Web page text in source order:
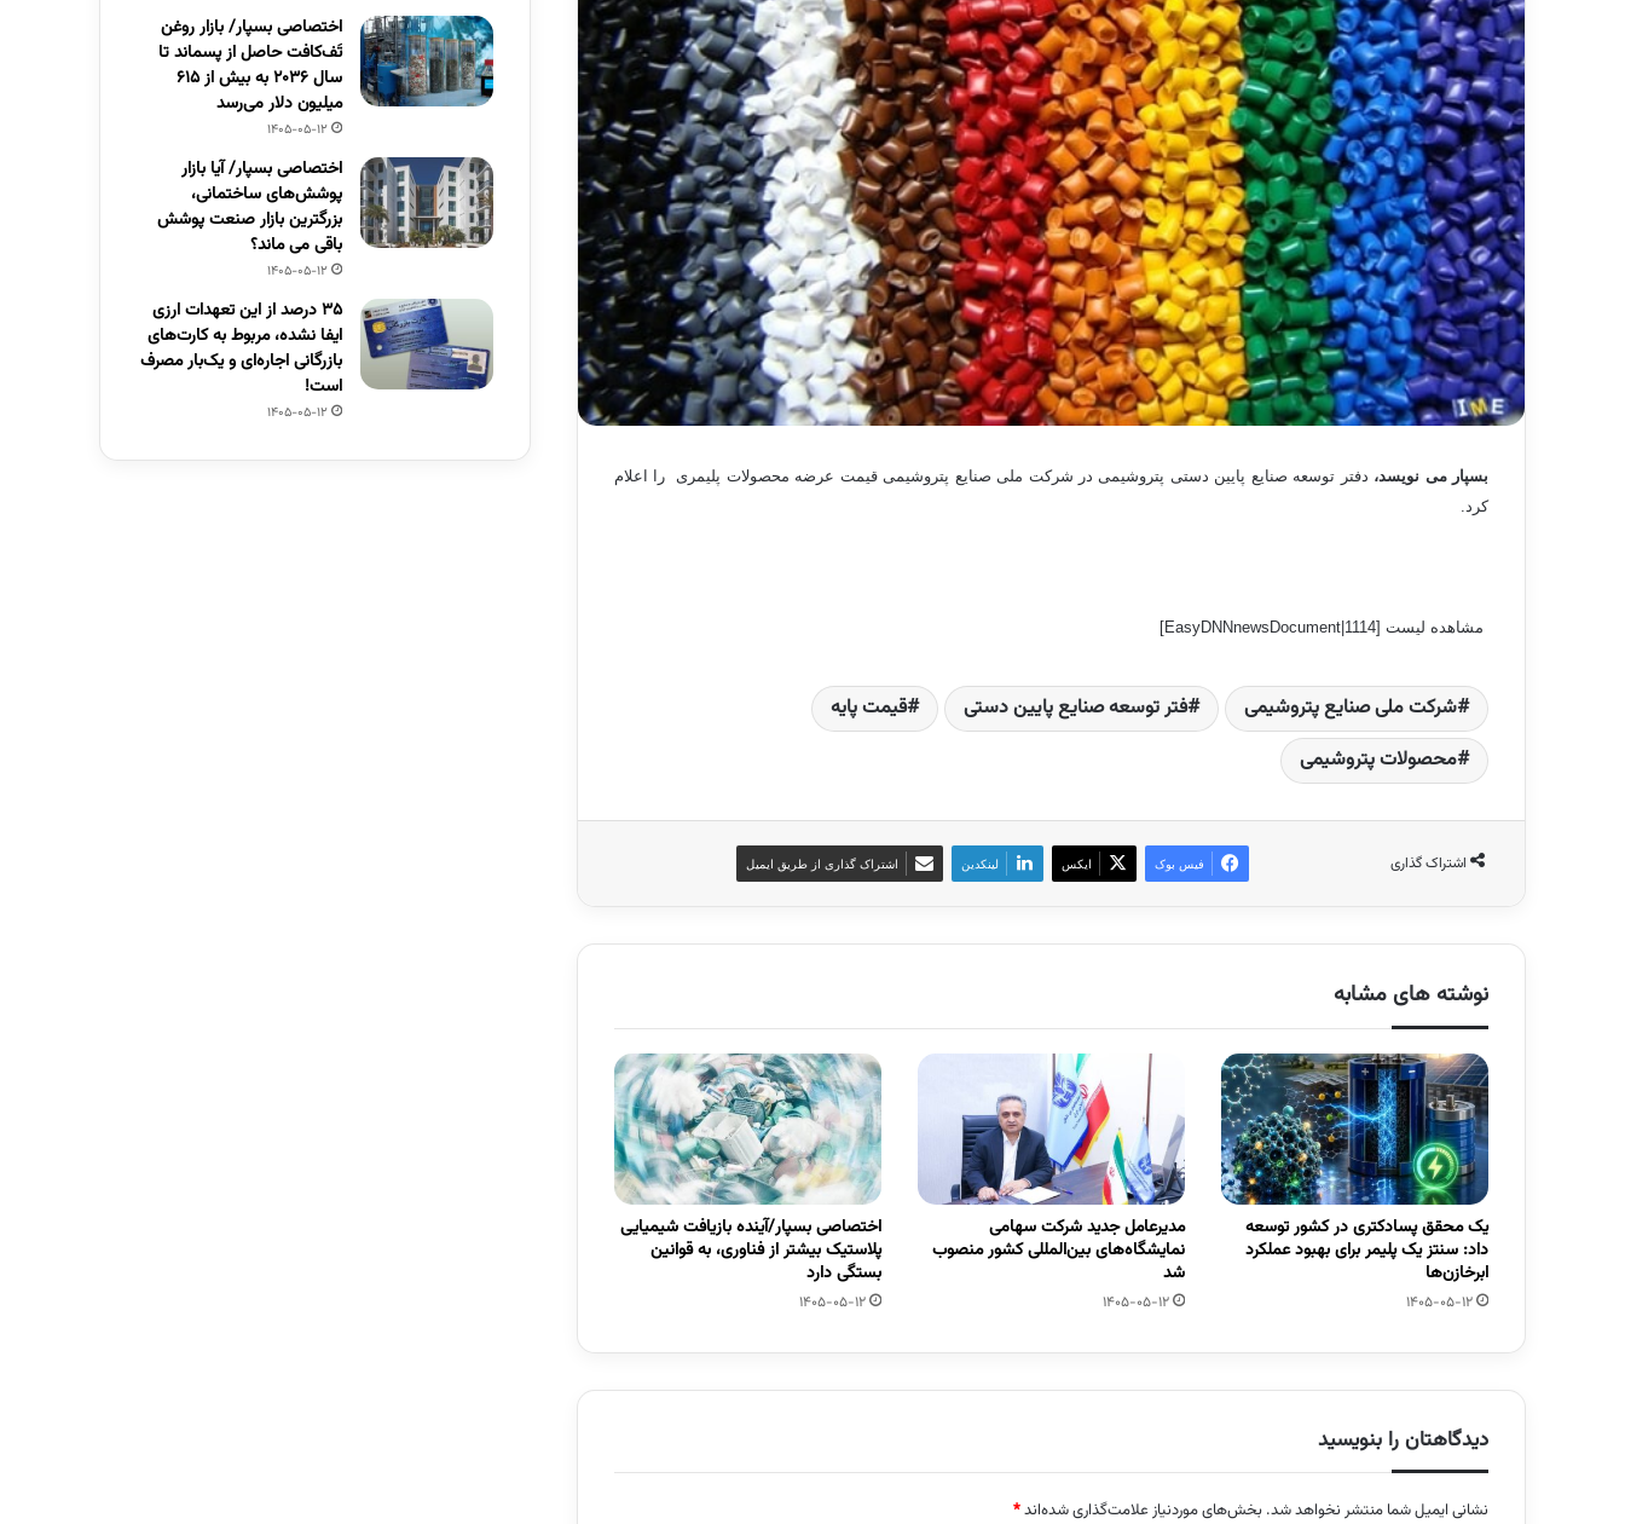
بسپار می نویسد، دفتر توسعه صنایع پایین دستی پتروشیمی در شرکت ملی صنایع پتروشیمی قیمت عرضه محصولات پلیمری را اعلام
کرد.
مشاهده لیست [EasyDNNnewsDocument|1114]
شرکت ملی صنایع پتروشیمی فتر توسعه صنایع پایین دستی
قیمت پایه
محصولات پتروشیمی
اشتراک گذاری فیس بوک ایکس لینکدین اشتراک گذاری از طریق ایمیل
نوشته های مشابه
یک محقق پسادکتری در کشور توسعه
داد: سنتز یک پلیمر برای بهبود عملکرد
ابرخازن‌ها
1405-05-12
مدیرعامل جدید شرکت سهامی
نمایشگاه‌های بین‌المللی کشور منصوب
شد
1405-05-12
اختصاصی بسپار/آینده بازیافت شیمیایی
پلاستیک بیشتر از فناوری، به قوانین
بستگی دارد
1405-05-12
دیدگاهتان را بنویسید
نشانی ایمیل شما منتشر نخواهد شد. بخش‌های موردنیاز علامت‌گذاری شده‌اند*
اختصاصی بسپار/ بازار روغن
تَف‌کافت حاصل از پسماند تا
سال ۲۰۳۶ به بیش از ۶۱۵
میلیون دلار می‌رسد
1405-05-12
اختصاصی بسپار/ آیا بازار
پوشش‌های ساختمانی،
بزرگترین بازار صنعت پوشش
باقی می ماند؟
1405-05-12
۳۵ درصد از این تعهدات ارزی
ایفا نشده، مربوط به کارت‌های
بازرگانی اجاره‌ای و یک‌بار مصرف
است!
1405-05-12